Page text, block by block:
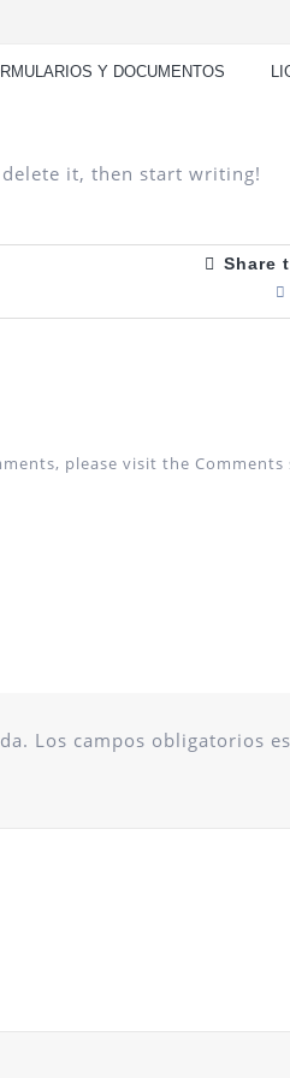
Y DOCUMENTOS
it, then start writing!
Share
please visit the Comments
Los campos obligatorios